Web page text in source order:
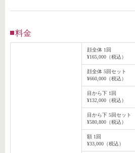
料金
顔全体 1回
¥165,000（税込）
顔全体 5回セット
¥660,000（税込）
目から下 1回
¥132,000（税込）
目から下 5回セット
¥580,800（税込）
額 1回
¥33,000（税込）